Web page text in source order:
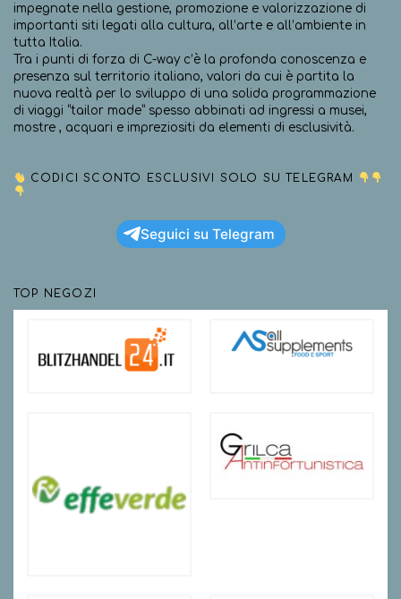
impegnate nella gestione, promozione e valorizzazione di
importanti siti legati alla cultura, all’arte e all’ambiente in
tutta Italia.
Tra i punti di forza di C-way c’è la profonda conoscenza e
presenza sul territorio italiano, valori da cui è partita la
nuova realtà per lo sviluppo di una solida programmazione
di viaggi “tailor made” spesso abbinati ad ingressi a musei,
mostre , acquari e impreziositi da elementi di esclusività.
CODICI SCONTO ESCLUSIVI SOLO SU TELEGRAM
Seguici su Telegram
TOP NEGOZI